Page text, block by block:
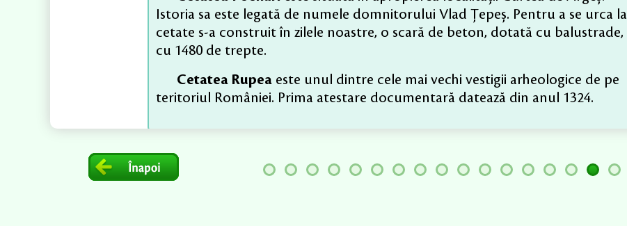
Istoria sa este legată de numele domnitorului Vlad Țepeș. Pentru a se urca la
cetate s-a construit în zilele noastre, o scară de beton, dotată cu balustrade,
cu 1480 de trepte.
Cetatea Rupea este unul dintre cele mai vechi vestigii arheologice de pe
teritoriul României. Prima atestare documentară datează din anul 1324.